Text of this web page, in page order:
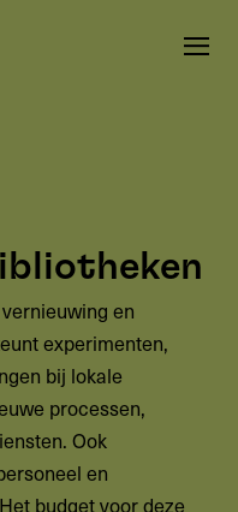
en
experimenten,
bij lokale
processen,
Ook
en
budget voor deze